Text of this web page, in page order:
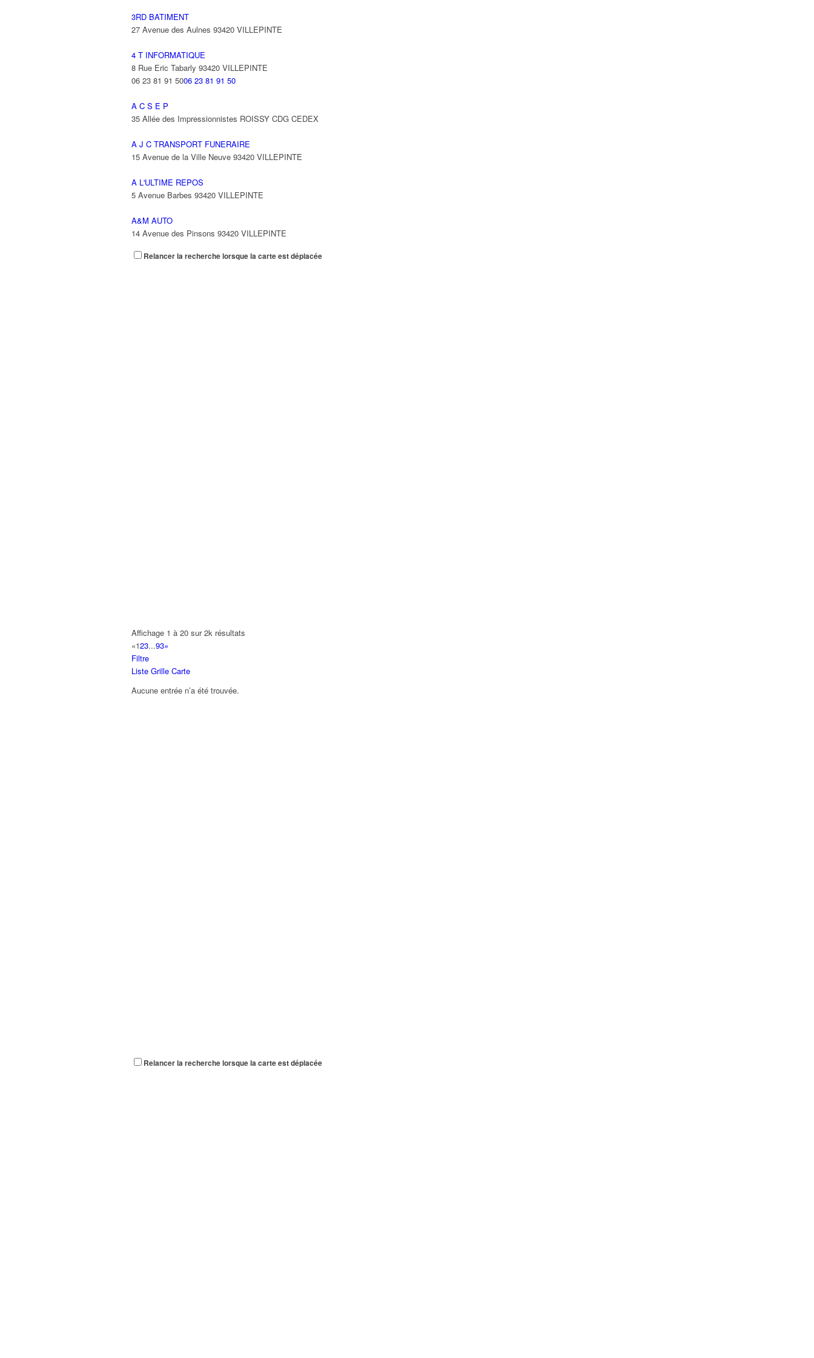
3RD BATIMENT
27 Avenue des Aulnes 93420 VILLEPINTE
4 T INFORMATIQUE
8 Rue Eric Tabarly 93420 VILLEPINTE
06 23 81 91 5006 23 81 91 50
A C S E P
35 Allée des Impressionnistes ROISSY CDG CEDEX
A J C TRANSPORT FUNERAIRE
15 Avenue de la Ville Neuve 93420 VILLEPINTE
A L'ULTIME REPOS
5 Avenue Barbes 93420 VILLEPINTE
A&M AUTO
14 Avenue des Pinsons 93420 VILLEPINTE
A&N EXPORTS LTD
ABBAOUI TOUFIK
10 Allée Georges Gershwin 93420 VILLEPINTE
ABBES SARAH
Relancer la recherche lorsque la carte est déplacée
Affichage 1 à 20 sur 2k résultats
«123...93»
Filtre
Liste Grille Carte
Aucune entrée n’a été trouvée.
Relancer la recherche lorsque la carte est déplacée